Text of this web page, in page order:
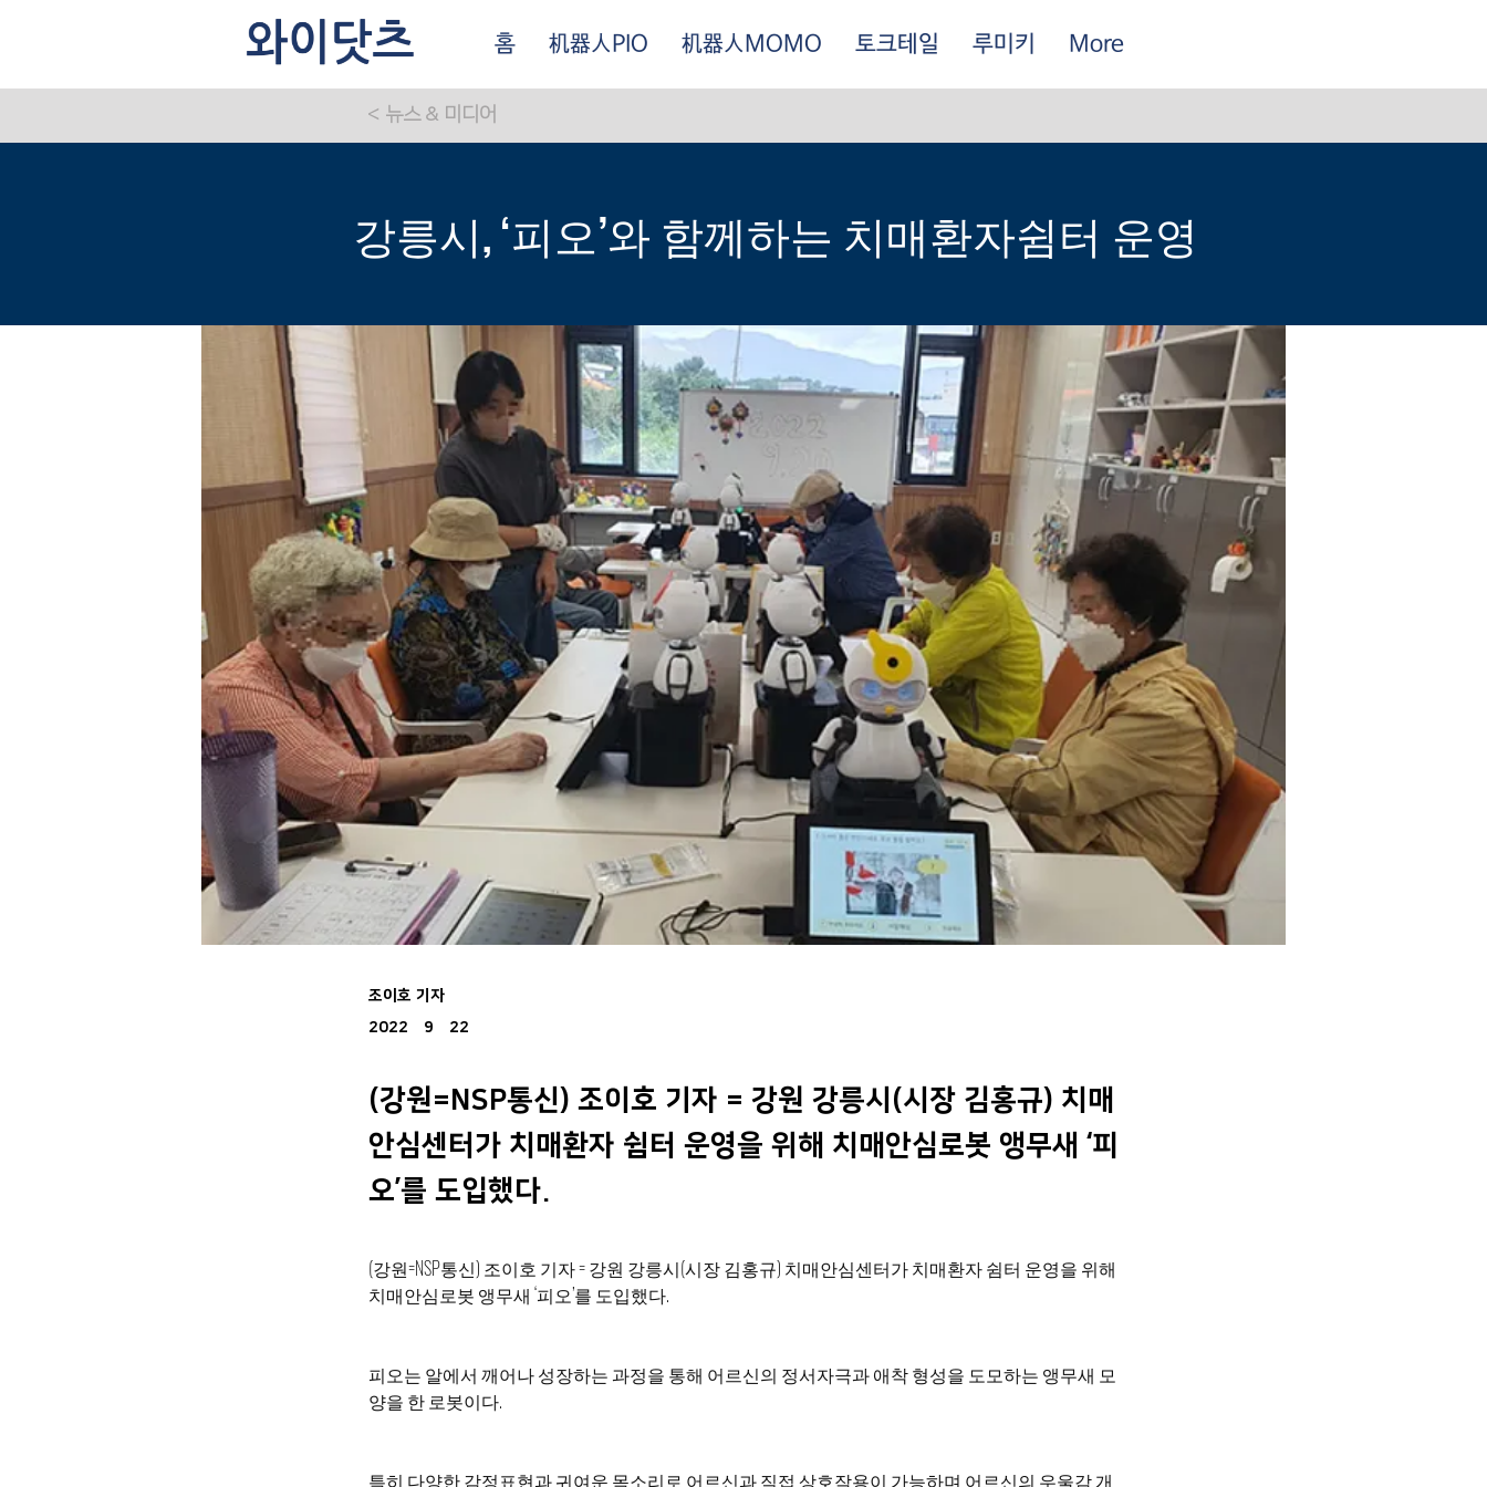
홈 机器人PIO 机器人MOMO 토크테일 루미키 More
< 뉴스 & 미디어
강릉시, ‘피오’와 함께하는 치매환자쉼터 운영
조이호 기자
2022年9月22日
(강원=NSP통신) 조이호 기자 = 강원 강릉시(시장 김홍규) 치매
안심센터가 치매환자 쉼터 운영을 위해 치매안심로봇 앵무새 ‘피
오’를 도입했다.
(강원=NSP통신) 조이호 기자 = 강원 강릉시(시장 김홍규) 치매안심센터가 치매환자 쉼터 운영을 위해
치매안심로봇 앵무새 ‘피오’를 도입했다.
피오는 알에서 깨어나 성장하는 과정을 통해 어르신의 정서자극과 애착 형성을 도모하는 앵무새 모
양을 한 로봇이다.
특히 다양한 감정표현과 귀여운 목소리로 어르신과 직접 상호작용이 가능하며 어르신의 우울감 개